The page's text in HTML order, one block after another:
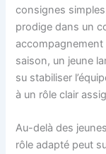
consignes
prodige dans un
accompagnement
saison, un jeune
su stabiliser
à un rôle clair
Au-delà des
rôle adapté peut